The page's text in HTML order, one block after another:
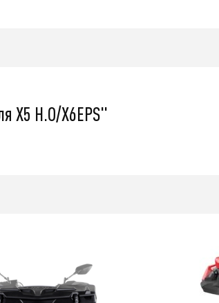
X5 H.O/X6EPS"